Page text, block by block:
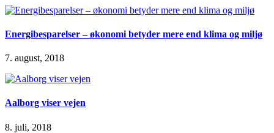
Energibesparelser – økonomi betyder mere end klima og miljø
7. august, 2018
Aalborg viser vejen
8. juli, 2018